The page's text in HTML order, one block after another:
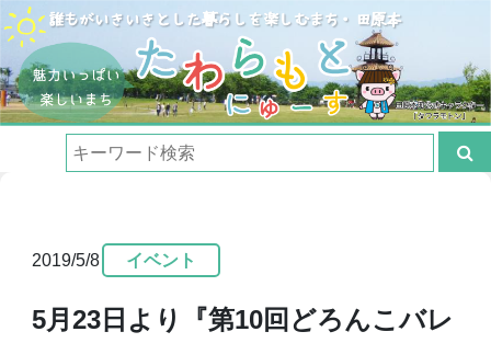
2019/5/8 イベント
5月23日より『第10回どろんこバレ